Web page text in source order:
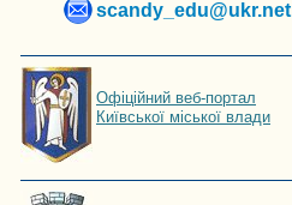
scandy_edu@ukr.net
Офіційний веб-портал
Київської міської влади